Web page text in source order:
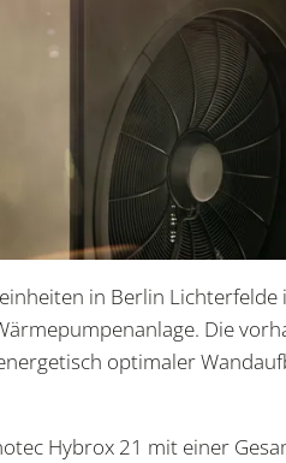
in Berlin
Die
optimaler
Hybrox 21 mit einer